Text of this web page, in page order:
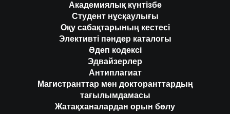
Академиялық күнтізбе
Студент нұсқаулығы
Оқу сабақтарының кестесі
Элективті пәндер каталогы
Әдеп кодексі
Эдвайзерлер
Антиплагиат
Магистранттар мен докторанттардың
тағылымдамасы
Жатақханалардан орын бөлу